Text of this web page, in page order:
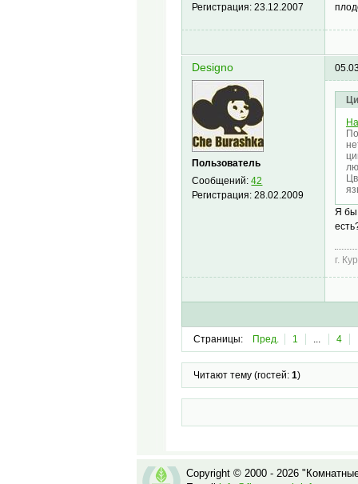
Регистрация:23.12.2007
Designo
Пользователь
Сообщений:42
Регистрация:28.02.2009
Я бы
г.
Страницы: Пред. 1 ... 4
Читают тему (гостей: 1)
Copyright © 2000 - 2026